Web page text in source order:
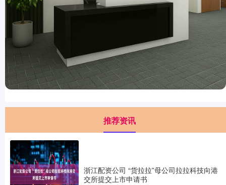
推荐资讯
浙江配资公司 “货拉拉”母公司拉拉科技向港
交所提交上市申请书